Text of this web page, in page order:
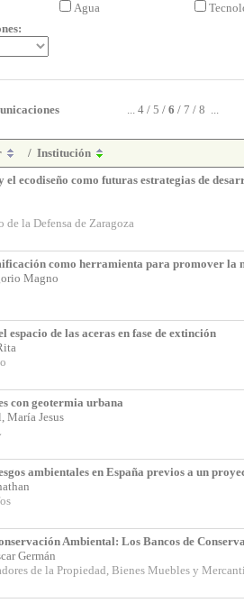
Agua
... 4 / 5 / 6 / 7 / 8 ...
/ Institución
el ecodiseño como futuras estrategias de
la Defensa de Zaragoza
como herramienta para promover la
Magno
espacio de las aceras en fase de extinción
con geotermia urbana
María Jesus
ambientales en España previos a un
Ambiental: Los Bancos de
Germán
de la Propiedad, Bienes Muebles y